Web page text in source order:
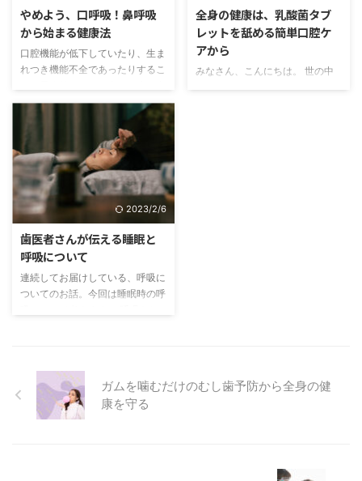
ンセルします」「コロナが落ち着
いたら電話します」とキャンセル
等のご連絡をいただくことがあり
ます。 ご自身の判断で来院を控
えてしまわれる『受診控え』が増
え、結果虫歯や歯周病が悪化して
しまう患者さんが増えています ...
は、口腔ケアはしっかりとされて
いらっしゃるでしょうか？どうい
うことをすれば良いのか？と思わ
れるかもしれませんが、何も難し
やめよう、口呼吸！鼻呼吸
から始まる健康法
口腔機能が低下していたり、生ま
れつき機能不全であったりするこ
してしまっていることにつながる
ことは以前の記事でお話ししたか
と思います。 お口の中の健康は
歯の健康にとってなくてはならな
いものです。 ですが、日頃生活
をする中でお口の中の健康に害を
及ぼしかねない習慣が一つだけあ
ります。 それが「口呼吸」で
す。 口を開けて寝てしまってい
たり、鼻で息ができずに口がぽか
んと開いてしまっていること、な
いでしょうか？ 今回は口呼吸と
は何か、口呼吸をすることで及ぼ
全身の健康は、乳酸菌タブ
レットを舐める簡単口腔ケ
アから
みなさん、こんにちは。 世の中
2023/2/6
歯医者さんが伝える睡眠と
呼吸について
連続してお届けしている、呼吸に
ついてのお話。今回は睡眠時の呼
を整理し、体の成長を促し、傷つ
いた細胞を修復するという大切な
役割があります。 その役割を果
たすために睡眠には、十分な時間
ガムを噛むだけのむし歯予防から全身の健
康を守る